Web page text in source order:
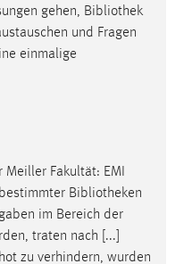
gehen, Bibliothek
und Fragen
einmalige
Meiller Fakultät: EMI
Bibliotheken
im Bereich der
traten nach [...]
zu verhindern, wurden